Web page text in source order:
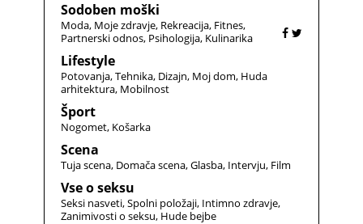
Sodoben moški
Moda Moje zdravje Rekreacija Fitnes
Partnerski odnos Psihologija Kulinarika
Lifestyle
Potovanja Tehnika Dizajn Moj dom Huda
arhitektura Mobilnost
Šport
Nogomet Košarka
Scena
Tuja scena Domača scena Glasba Intervju Film
Vse o seksu
Seksi nasveti Spolni položaji Intimno zdravje
Zanimivosti o seksu Hude bejbe